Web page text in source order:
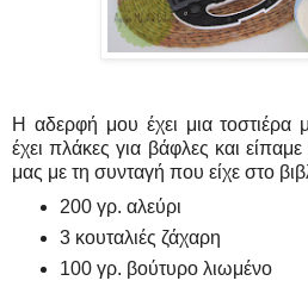
Η αδερφή μου έχει μια
έχει πλάκες για βάφλες και
μας με τη συνταγή που είχε στο
200 γρ. αλεύρι
3 κουταλιές ζάχαρη
100 γρ. βούτυρο λιωμένο